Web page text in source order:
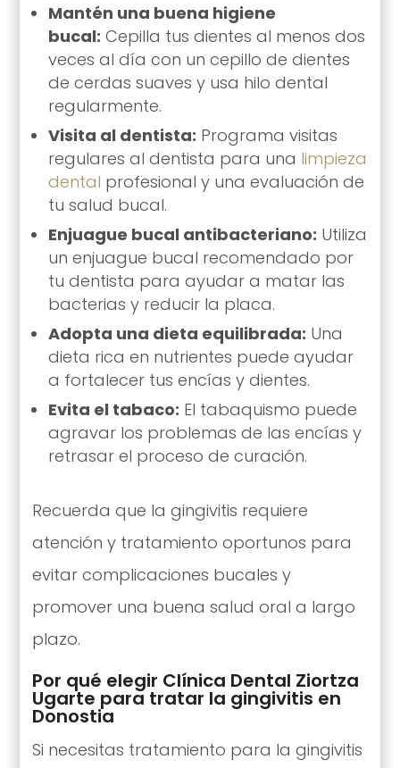
Mantén una buena higiene
bucal: Cepilla tus dientes al menos dos
veces al día con un cepillo de dientes
de cerdas suaves y usa hilo dental
regularmente.
Visita al dentista: Programa visitas
regulares al dentista para una limpieza
dental profesional y una evaluación de
tu salud bucal.
Enjuague bucal antibacteriano: Utiliza
un enjuague bucal recomendado por
tu dentista para ayudar a matar las
bacterias y reducir la placa.
Adopta una dieta equilibrada: Una
dieta rica en nutrientes puede ayudar
a fortalecer tus encías y dientes.
Evita el tabaco: El tabaquismo puede
agravar los problemas de las encías y
retrasar el proceso de curación.
Recuerda que la gingivitis requiere
atención y tratamiento oportunos para
evitar complicaciones bucales y
promover una buena salud oral a largo
plazo.
Por qué elegir Clínica Dental Ziortza
Ugarte para tratar la gingivitis en
Donostia
Si necesitas tratamiento para la gingivitis